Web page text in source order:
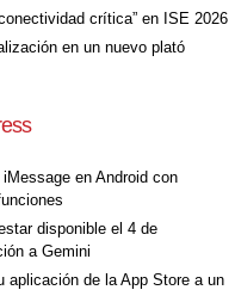
crítica” en ISE 2026
en un nuevo plató
en Android con
disponible el 4 de
a Gemini
aplicación de la App Store a un